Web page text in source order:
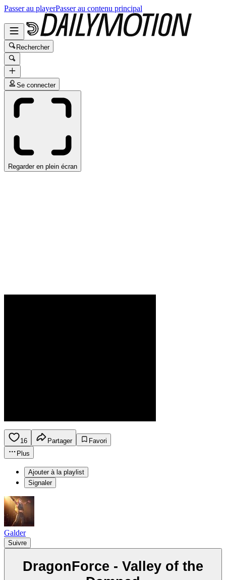
Passer au playerPasser au contenu principal
Rechercher
Se connecter
Regarder en plein écran
16 Partager
Favori
Plus
Ajouter à la playlist
Signaler
Galder
Suivre
DragonForce - Valley of the